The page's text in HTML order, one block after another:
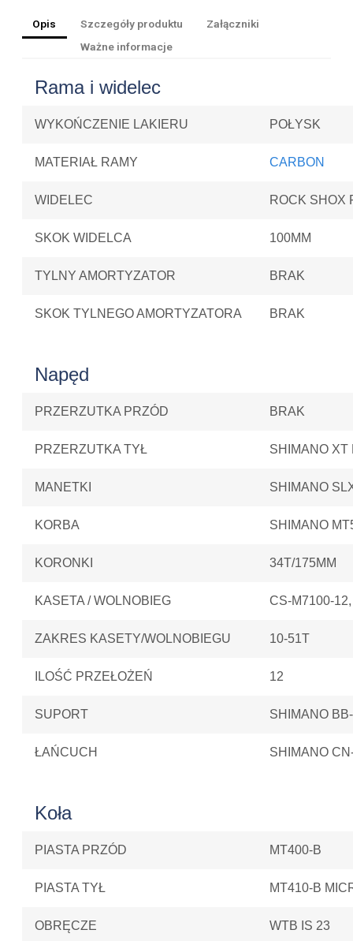
Opis Szczegóły produktu
Załączniki
Ważne informacje
Rama i widelec
WYKOŃCZENIE LAKIERU POŁYSK
MATERIAŁ RAMY CARBON
WIDELEC ROCK SHOX
SKOK WIDELCA 100MM
TYLNY AMORTYZATOR BRAK
SKOK TYLNEGO AMORTYZATORA BRAK
Napęd
PRZERZUTKA PRZÓD BRAK
PRZERZUTKA TYŁ SHIMANO XT
MANETKI SHIMANO
KORBA SHIMANO
KORONKI 34T/175MM
KASETA / WOLNOBIEG CS-M7100-
ZAKRES KASETY/WOLNOBIEGU 10-51T
ILOŚĆ PRZEŁOŻEŃ 12
SUPORT SHIMANO
ŁAŃCUCH SHIMANO
Koła
PIASTA PRZÓD MT400-B
PIASTA TYŁ MT410-B
OBRĘCZE WTB IS 23